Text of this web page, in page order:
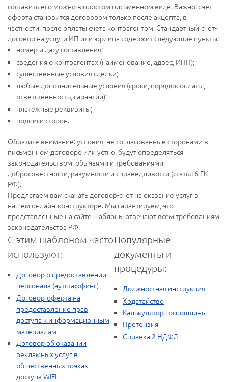
составить его можно в простом письменном виде. Важно: счет-
оферта становится договором только после акцепта, в
частности, после оплаты счета контрагентом. Стандартный счет-
договор на услуги ИП или юрлица содержит следующие пункты:
номер и дату составления;
сведения о контрагентах (наименование, адрес, ИНН);
существенные условия сделки;
любые дополнительные условия (сроки, порядок оплаты,
ответственность, гарантии);
платежные реквизиты;
подписи сторон.
Обратите внимание: условия, не согласованные сторонами в
письменном договоре или устно, будут определяться
законодательством, обычаями и требованиями
добросовестности, разумности и справедливости (статья 6 ГК
РФ).
Предлагаем вам скачать договор-счет на оказание услуг в
нашем онлайн-конструкторе. Мы гарантируем, что
представленные на сайте шаблоны отвечают всем требованиям
законодательства РФ.
С этим шаблоном часто
используют:
Договор о предоставлении
персонала (аутстаффинг)
Договор-оферта на
предоставление прав
доступа к информационным
материалам
Договор об оказании
рекламных услуг в
общественных точках
доступа WIFI
Популярные
документы и
процедуры:
Должностная инструкция
Ходатайство
Калькулятор госпошлины
Претензия
Справка 2 НДФЛ